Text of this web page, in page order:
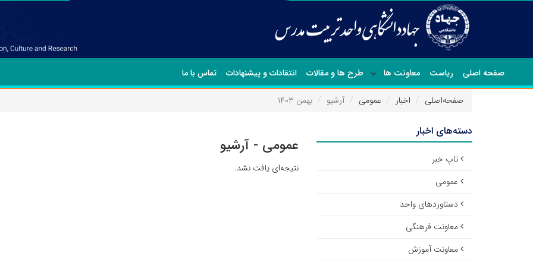
صفحه اصلی ریاست معاونت ها طرح ها و مقالات انتقادات و پیشنهادات تماس با ما
صفحه‌اصلی اخبار عمومی آرشیو بهمن ۱۴۰۳
عمومی - آرشیو
نتیجه‌ای یافت نشد.
دسته‌های اخبار
تاپ خبر
عمومی
دستاوردهای واحد
معاونت فرهنگی
معاونت آموزش